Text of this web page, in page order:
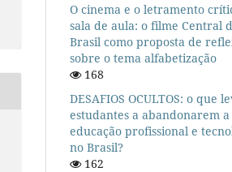
O cinema e o letramento
sala de aula: o filme Central
Brasil como proposta de
sobre o tema alfabetização
168
DESAFIOS OCULTOS: o que
estudantes a abandonarem a
educação profissional e
no Brasil?
162